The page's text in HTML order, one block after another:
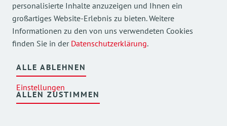
personalisierte Inhalte anzuzeigen und Ihnen ein
großartiges Website-Erlebnis zu bieten. Weitere
Informationen zu den von uns verwendeten Cookies
finden Sie in der Datenschutzerklärung.
ALLE ABLEHNEN
Einstellungen
ALLEN ZUSTIMMEN
Mehr Einblicke in unsere Arbeit finden Sie auch auf
unseren Social Media Kanälen.